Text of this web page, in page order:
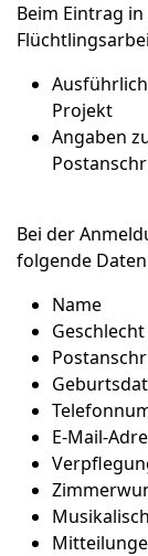
Beim Eintrag
Projekt
Angaben
Bei der
folgende
Name
Geschlecht
E-Mail-